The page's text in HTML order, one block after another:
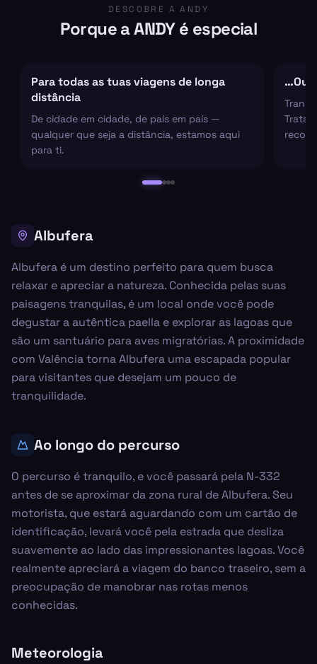
DESCOBRE A ANDY
Porque a ANDY é especial
Para todas as tuas viagens de longa
distância
De cidade em cidade, de país em país —
qualquer que seja a distância, estamos aqui
para ti.
…Ou
Albufera
Albufera é um destino perfeito para quem busca
relaxar e apreciar a natureza. Conhecida pelas suas
paisagens tranquilas, é um local onde você pode
degustar a autêntica paella e explorar as lagoas que
são um santuário para aves migratórias. A proximidade
com Valência torna Albufera uma escapada popular
para visitantes que desejam um pouco de
tranquilidade.
Ao longo do percurso
O percurso é tranquilo, e você passará pela N-332
antes de se aproximar da zona rural de Albufera. Seu
motorista, que estará aguardando com um cartão de
identificação, levará você pela estrada que desliza
suavemente ao lado das impressionantes lagoas. Você
realmente apreciará a viagem do banco traseiro, sem a
preocupação de manobrar nas rotas menos
conhecidas.
Meteorologia